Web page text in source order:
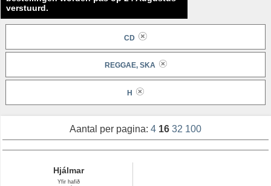
verstuurd.
CD
REGGAE, SKA
H
Aantal per pagina: 4 16 32 100
Hjálmar
Yfir hafið